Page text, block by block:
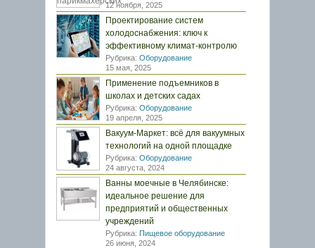
12 ноября, 2025
Проектирование систем
холодоснабжения: ключ к
эффективному климат-контролю
Рубрика: Оборудование
15 мая, 2025
Применение подъемников в
школах и детских садах
Рубрика: Оборудование
19 апреля, 2025
Вакуум-Маркет: всё для вакуумных
технологий на одной площадке
Рубрика: Оборудование
24 августа, 2024
Ванны моечные в Челябинске:
идеальное решение для
предприятий и общественных
учреждений
Рубрика: Пищевое оборудование
26 июня, 2024